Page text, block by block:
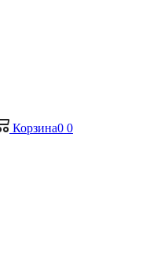
Корзина0 0